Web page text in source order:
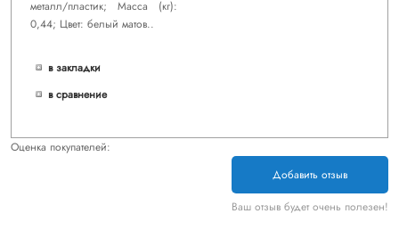
металл/пластик; Масса (кг):
0,44; Цвет: белый матов..
в закладки
в сравнение
Оценка покупателей:
Добавить отзыв
Ваш отзыв будет очень полезен!